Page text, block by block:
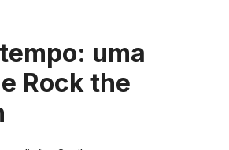
uma
Rock the